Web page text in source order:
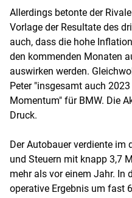
Allerdings betonte der
Vorlage der Resultate des
auch, dass die hohe
den kommenden Monaten
auswirken werden.
Peter "insgesamt auch
Momentum" für BMW. Die
Druck.
Der Autobauer verdiente im
und Steuern mit knapp 3,7
mehr als vor einem Jahr. In
operative Ergebnis um fast